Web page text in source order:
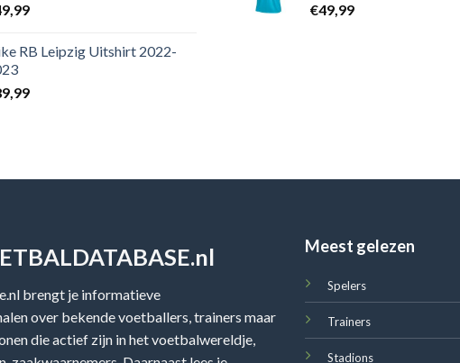
RB Leipzig Uitshirt 2022-
€49,99
brengt je informatieve
over bekende voetballers, trainers maar
die actief zijn in het voetbalwereldje,
Meest gelezen
Spelers
Trainers
Stadions